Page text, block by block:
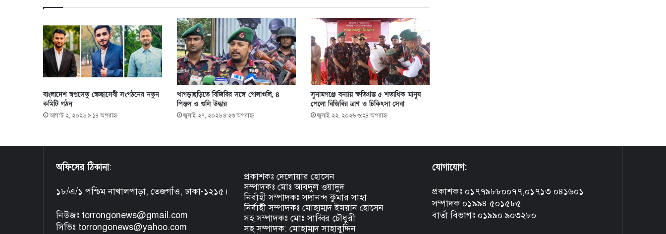
বাংলাদেশ স্বপ্নসেতু স্বেচ্ছাসেবী সংগঠনের নতুন
কমিটি গঠন
আগস্ট ২, ২০২৬ ৯:১৪ অপরাহ্ণ
খাগড়াছড়িতে বিজিবির সঙ্গে গোলাগুলি, ৪
পিস্তল ও গুলি উদ্ধার
জুলাই ২৭, ২০২৬ ৪:২৩ অপরাহ্ণ
সুনামগঞ্জে বন্যায় ক্ষতিগ্রস্ত ৫ শতাধিক মানুষ
পেলো বিজিবির ত্রাণ ও চিকিৎসা সেবা
জুলাই ২২, ২০২৬ ৩:২৪ অপরাহ্ণ
অফিসের ঠিকানা:
১৮/এ/১ পশ্চিম নাখালপাড়া, তেজগাঁও, ঢাকা-১২১৫।
নিউজঃ torrongonews@gmail.com
সিভিঃ torrongonews@yahoo.com
প্রকাশকঃ দেলোয়ার হোসেন
সম্পাদকঃ মোঃ আবদুল ওয়াদুদ
নির্বাহী সম্পাদকঃ সদানন্দ কুমার সাহা
নির্বাহী সম্পাদকঃ মোহাম্মদ ইমরান হোসেন
সহ সম্পাদকঃ মোঃ সাব্বির চৌধুরী
সহ সম্পাদক: মোহাম্মদ সাহাবুদ্দিন
যোগাযোগ:
প্রকাশকঃ ০১৭৭৯৮৮০০৭৭,০১৭১৩ ০৪১৬০১
সম্পাদক ০১৯৯৪ ৫০১৫৮৫
বার্তা বিভাগঃ ০১৯৯০ ৯০৩২৮০